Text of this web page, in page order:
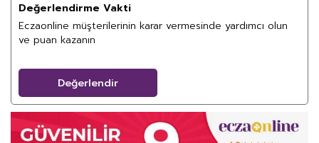
Değerlendirme Vakti
Eczaonline müşterilerinin karar vermesinde yardımcı olun
ve puan kazanın
Değerlendir